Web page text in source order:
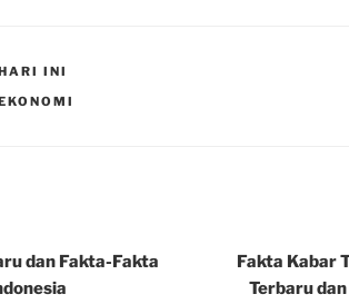
INI
dan Fakta-Fakta
Fakta Kabar
Terbaru